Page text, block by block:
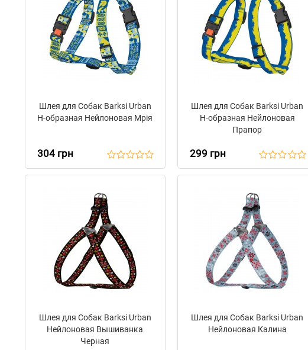
Шлея для Собак Barksi Urban
Н-образная Нейлоновая Мрія
304 грн
Шлея для Собак Barksi Urban
Н-образная Нейлоновая
Прапор
299 грн
Шлея для Собак Barksi Urban
Нейлоновая Вышиванка
Черная
Шлея для Собак Barksi Urban
Нейлоновая Калина